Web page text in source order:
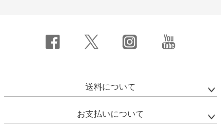
送料について
お支払いについて